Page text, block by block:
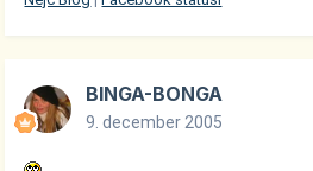
BINGA-BONGA
9. december 2005